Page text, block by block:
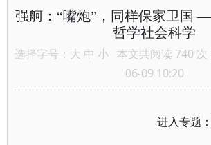
强舸：“嘴炮”，同样保家卫国
哲学社会科学
选择字号： 大 中 小 本文共阅读 740
06-09 10:20
进入专题